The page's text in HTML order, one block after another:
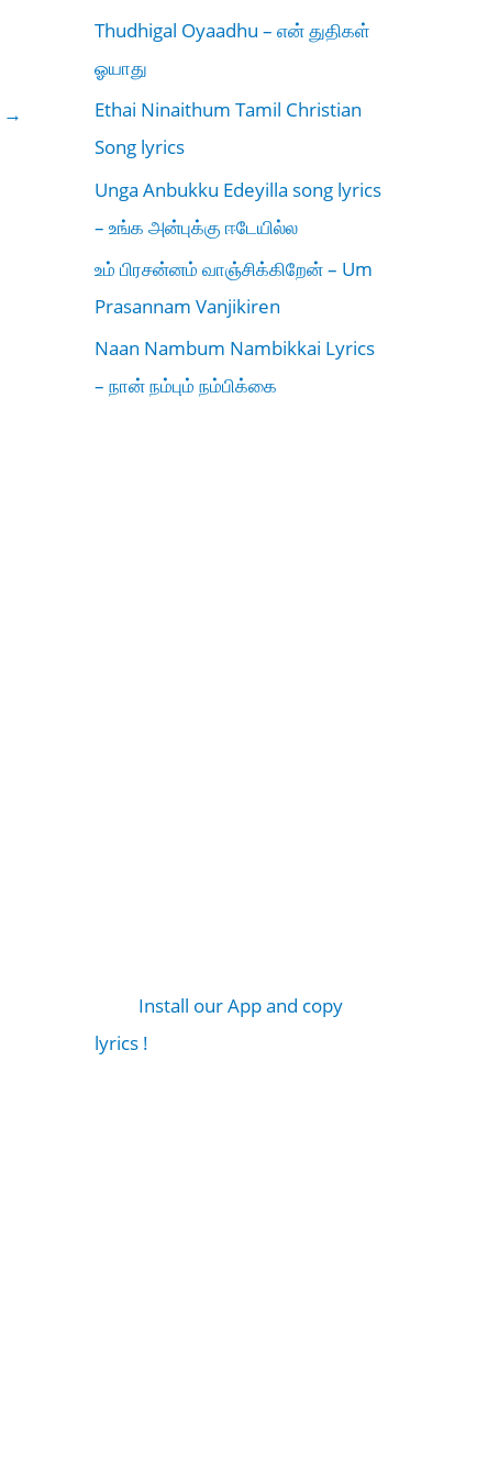
→
Thudhigal Oyaadhu – என் துதிகள்
ஓயாது
Ethai Ninaithum Tamil Christian
Song lyrics
Unga Anbukku Edeyilla song lyrics
– உங்க அன்புக்கு ஈடேயில்ல
உம் பிரசன்னம் வாஞ்சிக்கிறேன் – Um
Prasannam Vanjikiren
Naan Nambum Nambikkai Lyrics
– நான் நம்பும் நம்பிக்கை
Install our App and copy
lyrics !